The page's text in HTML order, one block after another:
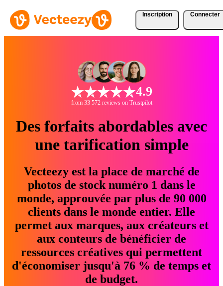
Inscription Connecter
4.9
from 33 572 reviews on Trustpilot
Des forfaits abordables avec
une tarification simple
Vecteezy est la place de marché de
photos de stock numéro 1 dans le
monde, approuvée par plus de 90 000
clients dans le monde entier. Elle
permet aux marques, aux créateurs et
aux conteurs de bénéficier de
ressources créatives qui permettent
d'économiser jusqu'à 76 % de temps et
de budget.